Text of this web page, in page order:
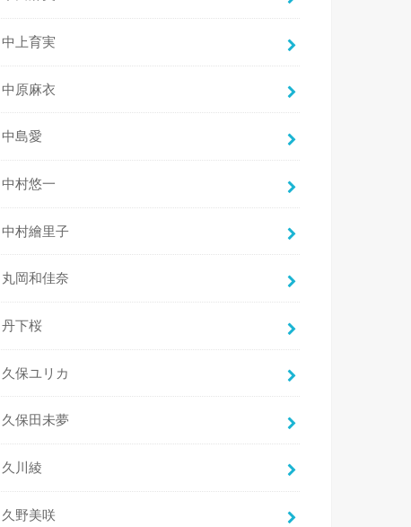
中上育実
中原麻衣
中島愛
中村悠一
中村繪里子
丸岡和佳奈
丹下桜
久保ユリカ
久保田未夢
久川綾
久野美咲